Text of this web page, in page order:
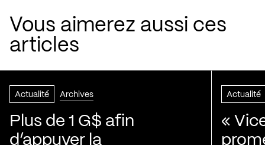
Vous aimerez aussi ces
articles
Actualité Archives
Plus de 1 G$ afin
d’appuyer la
Actualité
«